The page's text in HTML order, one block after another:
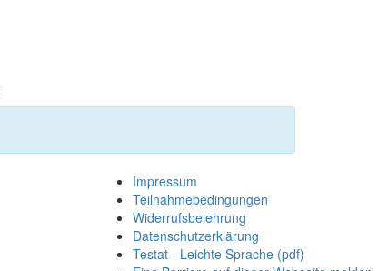
Impressum
Teilnahmebedingungen
Widerrufsbelehrung
Datenschutzerklärung
Testat - Leichte Sprache (pdf)